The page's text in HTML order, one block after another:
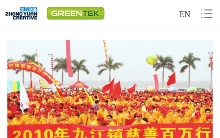
EN
Previous
Next
企业责任
创新与服务
GREENTEK品牌专区
走进中元
新闻与技术支持